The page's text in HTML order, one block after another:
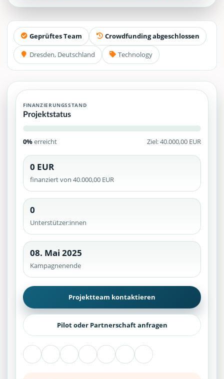
Geprüftes Team Crowdfunding abgeschlossen
Dresden, Deutschland Technology
FINANZIERUNGSSTAND
Projektstatus
0%erreicht Ziel: 40.000,00 EUR
0 EUR
finanziert von 40.000,00 EUR
0
Unterstützer:innen
08. Mai 2025
Kampagnenende
Projektteam kontaktieren
Pilot oder Partnerschaft anfragen